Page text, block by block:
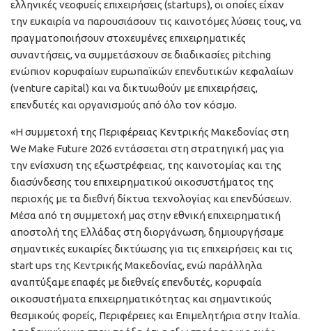
ελληνικές νεοφυείς επιχειρήσεις (startups), οι οποίες είχαν
την ευκαιρία να παρουσιάσουν τις καινοτόμες λύσεις τους, να
πραγματοποιήσουν στοχευμένες επιχειρηματικές
συναντήσεις, να συμμετάσχουν σε διαδικασίες pitching
ενώπιον κορυφαίων ευρωπαϊκών επενδυτικών κεφαλαίων
(venture capital) και να δικτυωθούν με επιχειρήσεις,
επενδυτές και οργανισμούς από όλο τον κόσμο.
«Η συμμετοχή της Περιφέρειας Κεντρικής Μακεδονίας στη
We Make Future 2026 εντάσσεται στη στρατηγική μας για
την ενίσχυση της εξωστρέφειας, της καινοτομίας και της
διασύνδεσης του επιχειρηματικού οικοσυστήματος της
περιοχής με τα διεθνή δίκτυα τεχνολογίας και επενδύσεων.
Μέσα από τη συμμετοχή μας στην εθνική επιχειρηματική
αποστολή της Ελλάδας στη διοργάνωση, δημιουργήσαμε
σημαντικές ευκαιρίες δικτύωσης για τις επιχειρήσεις και τις
start ups της Κεντρικής Μακεδονίας, ενώ παράλληλα
αναπτύξαμε επαφές με διεθνείς επενδυτές, κορυφαία
οικοσυστήματα επιχειρηματικότητας και σημαντικούς
θεσμικούς φορείς, Περιφέρειες και Επιμελητήρια στην Ιταλία.